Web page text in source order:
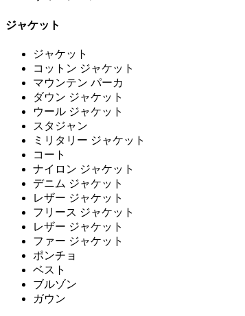
ジャケット
ジャケット
コットン ジャケット
マウンテン パーカ
ダウン ジャケット
ウール ジャケット
スタジャン
ミリタリー ジャケット
コート
ナイロン ジャケット
デニム ジャケット
レザー ジャケット
フリース ジャケット
レザー ジャケット
ファー ジャケット
ポンチョ
ベスト
ブルゾン
ガウン